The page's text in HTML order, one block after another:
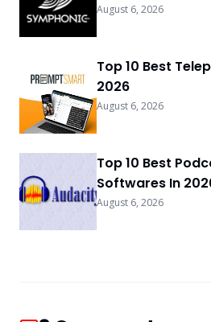
August 6, 2026
Top 10 Best
2026
August 6, 2026
Top 10 Best
Softwares In
August 6, 2026